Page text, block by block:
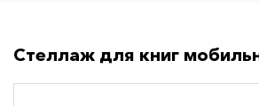
Стеллаж для книг